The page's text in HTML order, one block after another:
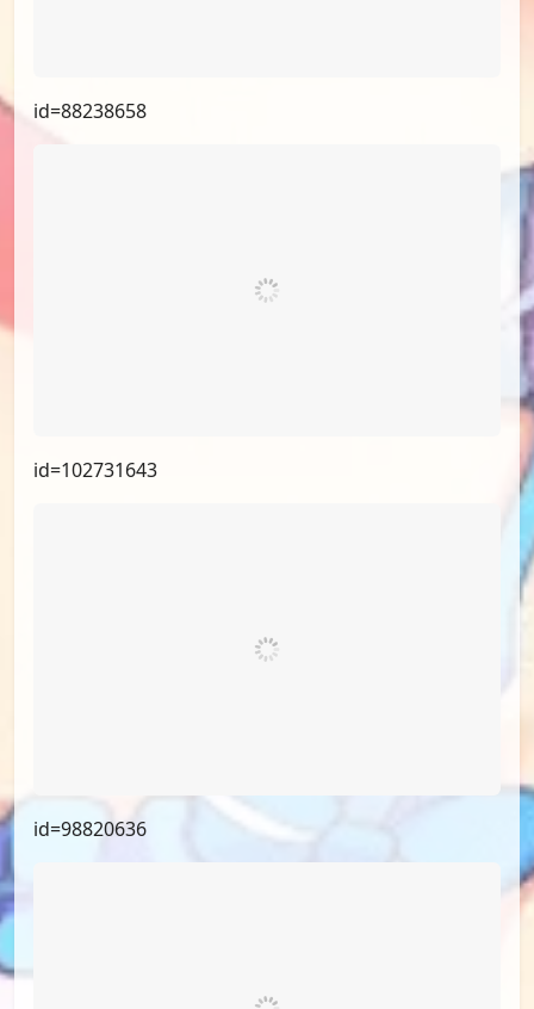
id=88238658
id=102731643
id=98820636